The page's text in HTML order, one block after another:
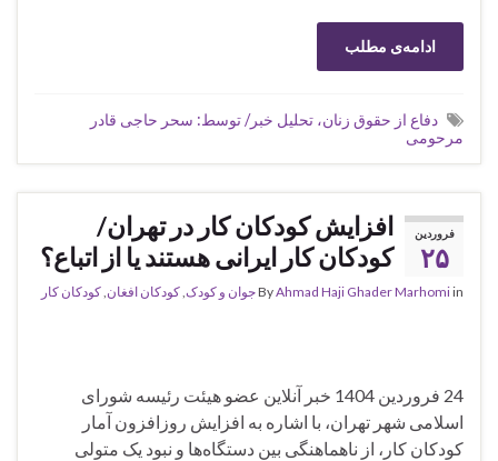
ادامه‌ی مطلب
دفاع از حقوق زنان، تحلیل خبر/ توسط: سحر حاجی قادر
مرحومی
فروردین
۲۵
افزایش کودکان کار در تهران/
کودکان کار ایرانی هستند یا از اتباع؟
ByAhmad Haji Ghader Marhomiin جوان و کودک کودکان افغان کودکان کار
24 فروردین 1404 خبر آنلاین عضو هیئت رئیسه شورای
اسلامی شهر تهران، با اشاره به افزایش روزافزون آمار
کودکان کار، از ناهماهنگی بین دستگاه‌ها و نبود یک متولی